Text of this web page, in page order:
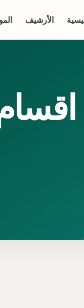
الأرشيف